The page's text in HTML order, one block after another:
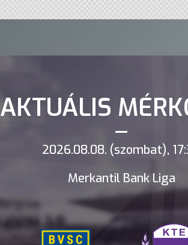
AKTUÁLIS
2026.08.08. (szombat),
Merkantil Bank Liga